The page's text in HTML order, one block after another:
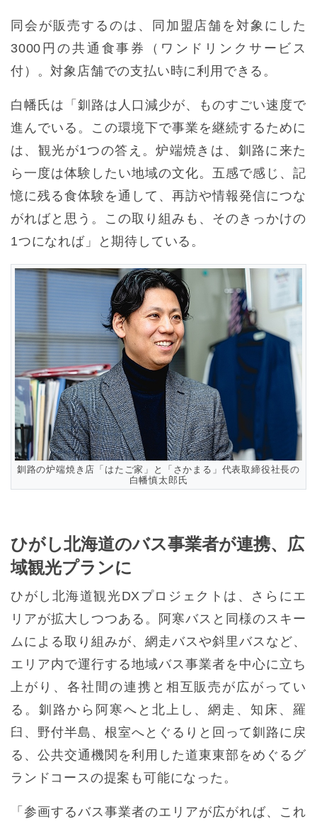
同会が販売するのは、同加盟店舗を対象にした
3000円の共通食事券（ワンドリンクサービス
付）。対象店舗での支払い時に利用できる。
白幡氏は「釧路は人口減少が、ものすごい速度で
進んでいる。この環境下で事業を継続するために
は、観光が1つの答え。炉端焼きは、釧路に来た
ら一度は体験したい地域の文化。五感で感じ、記
憶に残る食体験を通して、再訪や情報発信につな
がればと思う。この取り組みも、そのきっかけの
1つになれば」と期待している。
釧路の炉端焼き店「はたご家」と「さかまる」代表取締役社長の
白幡慎太郎氏
ひがし北海道のバス事業者が連携、広
域観光プランに
ひがし北海道観光DXプロジェクトは、さらにエ
リアが拡大しつつある。阿寒バスと同様のスキー
ムによる取り組みが、網走バスや斜里バスなど、
エリア内で運行する地域バス事業者を中心に立ち
上がり、各社間の連携と相互販売が広がってい
る。釧路から阿寒へと北上し、網走、知床、羅
臼、野付半島、根室へとぐるりと回って釧路に戻
る、公共交通機関を利用した道東東部をめぐるグ
ランドコースの提案も可能になった。
「参画するバス事業者のエリアが広がれば、これ